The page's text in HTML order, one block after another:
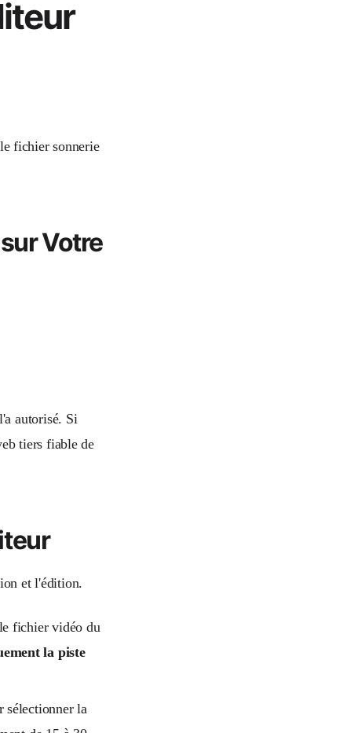
fichier sonnerie
Votre
autorisé. Si
tiers fiable de
et l'édition.
fichier vidéo du
la piste
sélectionner la